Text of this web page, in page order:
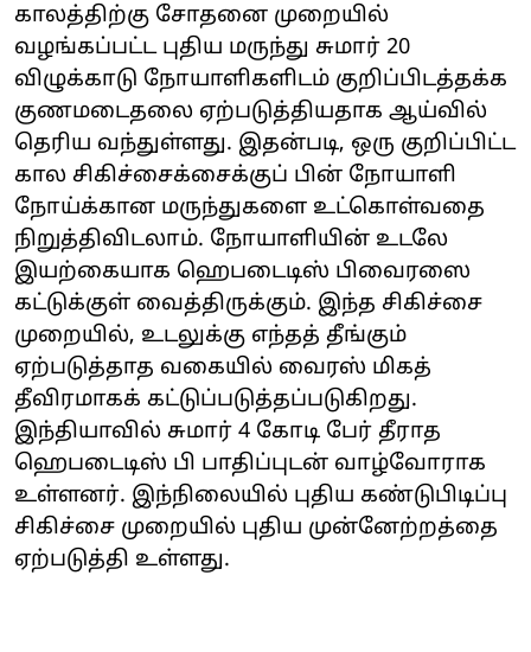
காலத்திற்கு சோதனை முறையில்
வழங்கப்பட்ட புதிய மருந்து சுமார் 20
விழுக்காடு நோயாளிகளிடம் குறிப்பிடத்தக்க
குணமடைதலை ஏற்படுத்தியதாக ஆய்வில்
தெரிய வந்துள்ளது. இதன்படி, ஒரு குறிப்பிட்ட
கால சிகிச்சைக்சைக்குப் பின் நோயாளி
நோய்க்கான மருந்துகளை உட்கொள்வதை
நிறுத்திவிடலாம். நோயாளியின் உடலே
இயற்கையாக ஹெபடைடிஸ் பிவைரஸை
கட்டுக்குள் வைத்திருக்கும். இந்த சிகிச்சை
முறையில், உடலுக்கு எந்தத் தீங்கும்
ஏற்படுத்தாத வகையில் வைரஸ் மிகத்
தீவிரமாகக் கட்டுப்படுத்தப்படுகிறது.
இந்தியாவில் சுமார் 4 கோடி பேர் தீராத
ஹெபடைடிஸ் பி பாதிப்புடன் வாழ்வோராக
உள்ளனர். இந்நிலையில் புதிய கண்டுபிடிப்பு
சிகிச்சை முறையில் புதிய முன்னேற்றத்தை
ஏற்படுத்தி உள்ளது.